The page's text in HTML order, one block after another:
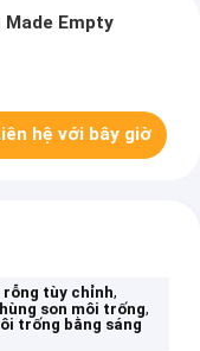
Made Empty
hệ với bây giờ
rỗng tùy chỉnh,
son môi trống,
trống bằng sáng